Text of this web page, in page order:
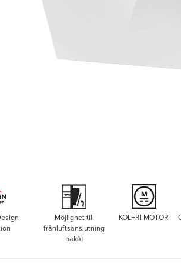
Möjlighet till
frånluftsanslutning
bakåt
KOLFRI MOTOR